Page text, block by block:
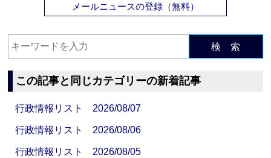
メールニュースの登録（無料）
検 索
この記事と同じカテゴリーの新着記事
行政情報リスト 2026/08/07
行政情報リスト 2026/08/06
行政情報リスト 2026/08/05